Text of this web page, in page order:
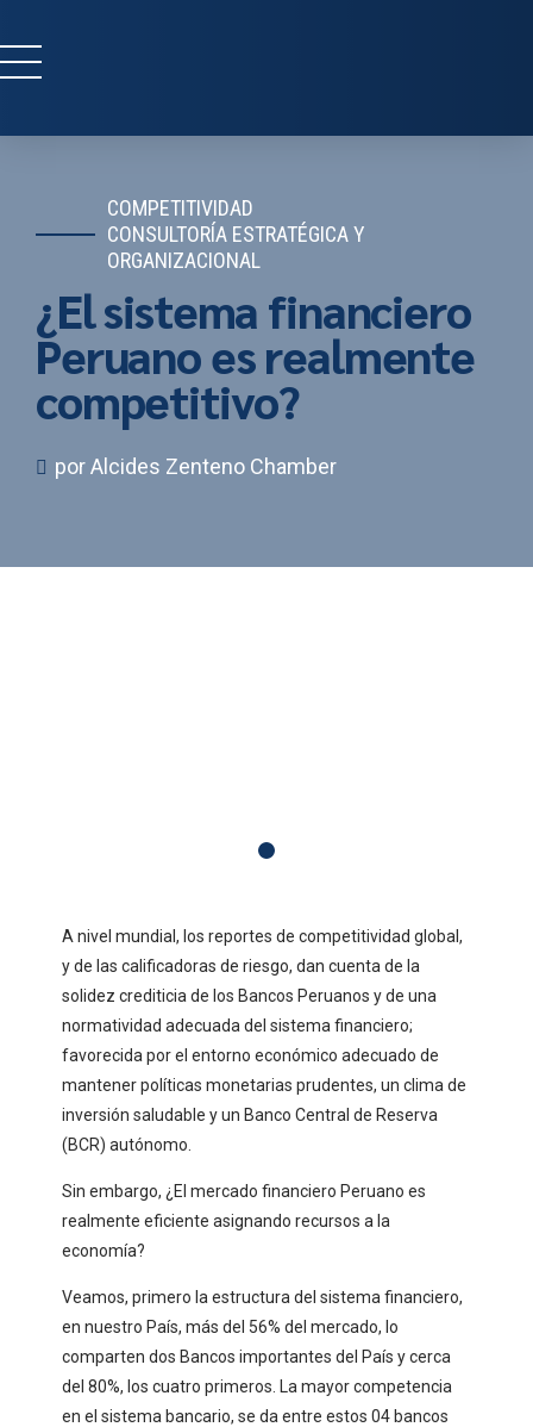
COMPETITIVIDAD
CONSULTORÍA ESTRATÉGICA Y
ORGANIZACIONAL
¿El sistema financiero
Peruano es realmente
competitivo?
por Alcides Zenteno Chamber
A nivel mundial, los reportes de competitividad global,
y de las calificadoras de riesgo, dan cuenta de la
solidez crediticia de los Bancos Peruanos y de una
normatividad adecuada del sistema financiero;
favorecida por el entorno económico adecuado de
mantener políticas monetarias prudentes, un clima de
inversión saludable y un Banco Central de Reserva
(BCR) autónomo.
Sin embargo, ¿El mercado financiero Peruano es
realmente eficiente asignando recursos a la
economía?
Veamos, primero la estructura del sistema financiero,
en nuestro País, más del 56% del mercado, lo
comparten dos Bancos importantes del País y cerca
del 80%, los cuatro primeros. La mayor competencia
en el sistema bancario, se da entre estos 04 bancos